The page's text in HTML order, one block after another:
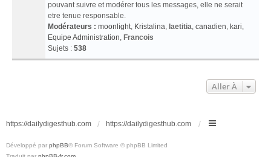
pouvant suivre et modérer tous les messages, elle ne serait
etre tenue responsable.
Modérateurs : moonlight, Kristalina, laetitia, canadien, kari,
Equipe Administration, Francois
Sujets : 538
Aller À
https://dailydigesthub.com https://dailydigesthub.com
Développé par phpBB® Forum Software © phpBB Limited